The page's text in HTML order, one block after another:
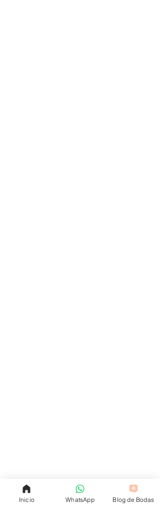
Inicio WhatsApp Blog de Bodas